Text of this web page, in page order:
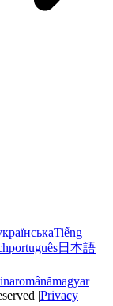
Tiếng
português日本語
românămagyar
|Privacy